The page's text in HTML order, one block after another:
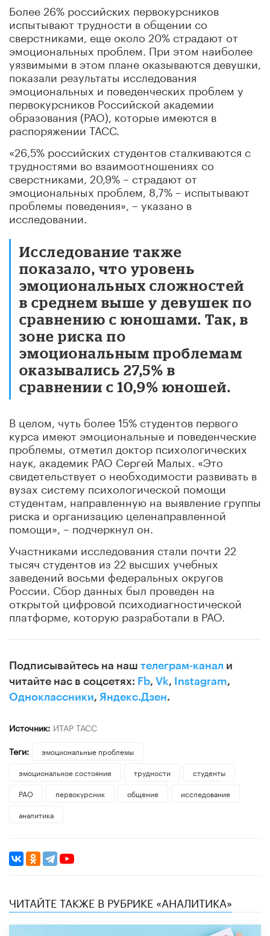
Более 26% российских первокурсников
испытывают трудности в общении со
сверстниками, еще около 20% страдают от
эмоциональных проблем. При этом наиболее
уязвимыми в этом плане оказываются девушки,
показали результаты исследования
эмоциональных и поведенческих проблем у
первокурсников Российской академии
образования (РАО), которые имеются в
распоряжении ТАСС.
«26,5% российских студентов сталкиваются с
трудностями во взаимоотношениях со
сверстниками, 20,9% – страдают от
эмоциональных проблем, 8,7% – испытывают
проблемы поведения», – указано в
исследовании.
Исследование также
показало, что уровень
эмоциональных сложностей
в среднем выше у девушек по
сравнению с юношами. Так, в
зоне риска по
эмоциональным проблемам
оказывались 27,5% в
сравнении с 10,9% юношей.
В целом, чуть более 15% студентов первого
курса имеют эмоциональные и поведенческие
проблемы, отметил доктор психологических
наук, академик РАО Сергей Малых. «Это
свидетельствует о необходимости развивать в
вузах систему психологической помощи
студентам, направленную на выявление группы
риска и организацию целенаправленной
помощи», – подчеркнул он.
Участниками исследования стали почти 22
тысяч студентов из 22 высших учебных
заведений восьми федеральных округов
России. Сбор данных был проведен на
открытой цифровой психодиагностической
платформе, которую разработали в РАО.
Подписывайтесь на наш телеграм-канал и
читайте нас в соцсетях: Fb, Vk, Instagram,
Одноклассники, Яндекс.Дзен.
Источник: ИТАР ТАСС
Теги:
эмоциональные проблемы
эмоциональное состояние
трудности
студенты
РАО
первокурсник общение
исследование
аналитика
ЧИТАЙТЕ ТАКЖЕ В РУБРИКЕ «АНАЛИТИКА»